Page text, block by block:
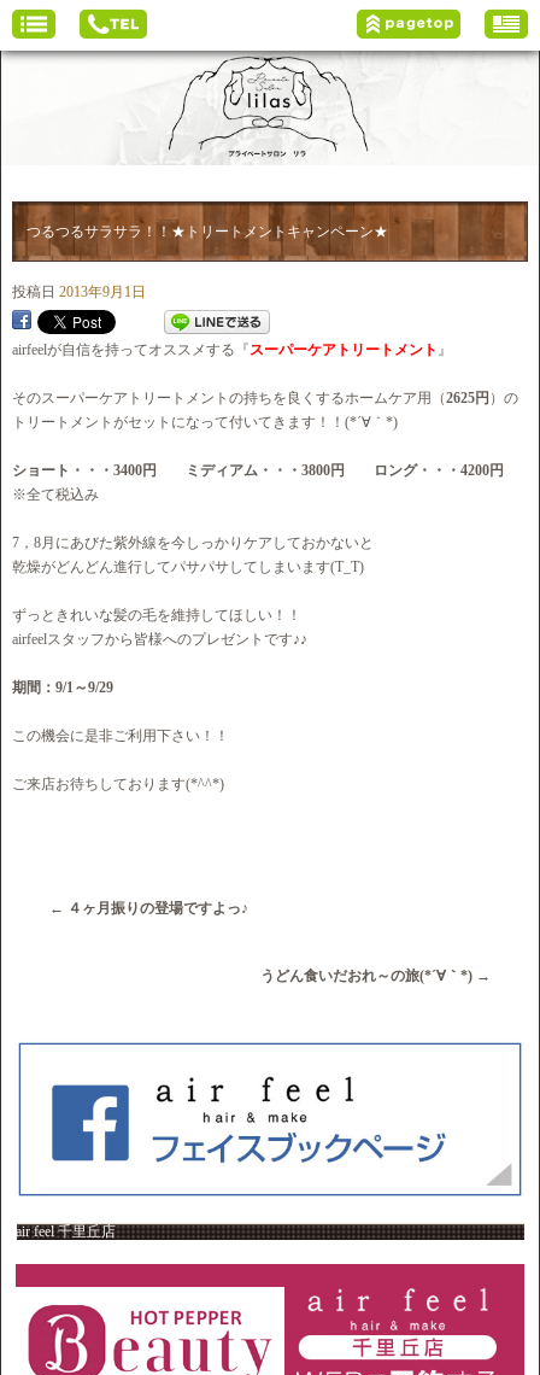
つるつるサラサラ！！★トリートメントキャンペーン★
投稿日 2013年9月1日
airfeelが自信を持ってオススメする『スーパーケアトリートメント 』
そのスーパーケアトリートメントの持ちを良くするホームケア用（2625円 ）の
トリートメントがセットになって付いてきます！！(*´∀｀*)
ショート・・・3400円 ミディアム・・・3800円 ロング・・・4200円
※全て税込み
7，8月にあびた紫外線を今しっかりケアしておかないと
乾燥がどんどん進行してパサパサしてしまいます(T_T)
ずっときれいな髪の毛を維持してほしい！！
airfeelスタッフから皆様へのプレゼントです♪♪
期間：9/1～9/29
この機会に是非ご利用下さい！！
ご来店お待ちしております(*^^*)
← ４ヶ月振りの登場ですよっ♪
うどん食いだおれ～の旅(*´∀｀*) →
air feel 千里丘店